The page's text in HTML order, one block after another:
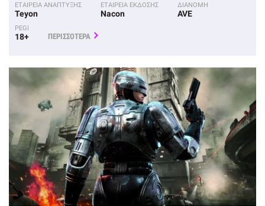
ΕΤΑΙΡΕΙΑ ΑΝΑΠΤΥΞΗΣ
Teyon
ΕΤΑΙΡΕΙΑ ΕΚΔΟΣΗΣ
Nacon
ΔΙΑΝΟΜΗ
AVE
PEGI
18+ ΠΕΡΙΣΣΟΤΕΡΑ